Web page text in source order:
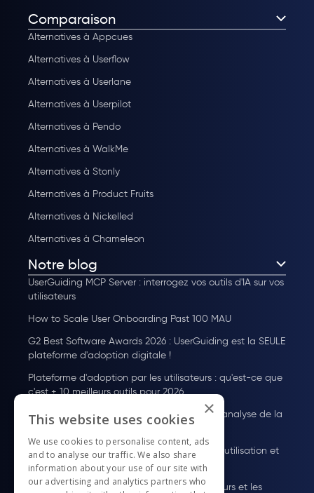
Comparaison
Alternatives à Appcues
Alternatives à Userflow
Alternatives à Userlane
Alternatives à Userpilot
Alternatives à Pendo
Alternatives à WalkMe
Alternatives à Stonly
Alternatives à Product Fruits
Alternatives à Nickelled
Alternatives à Chameleon
Notre blog
UserGuiding MCP Server : interrogez vos outils d'IA sur vos
utilisateurs
How to Scale User Onboarding Past 100 MAU
G2 Best Software Awards 2026 : UserGuiding est la SEULE
plateforme d'adoption digitale !
Plateforme d'adoption par les utilisateurs : qu'est-ce que
c'est + 10 meilleurs outils pour 2026
Guide des Tarifs de Pendo : Plans, coûts et analyse de la
valeur
À quoi sert WalkMe ? Fonctionnalités, cas d'utilisation et
tarifs
Comment onboarder des nouvelles utilisateurs et les
×
This website uses cookies
We use cookies to personalise content, ads
and to analyse our traffic. We also share
information about your use of our site with
our advertising and analytics partners who